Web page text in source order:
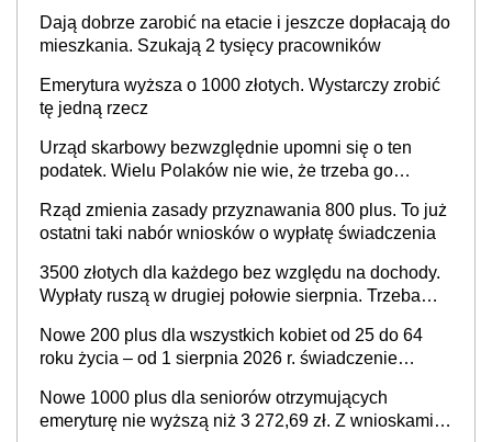
Dają dobrze zarobić na etacie i jeszcze dopłacają do
mieszkania. Szukają 2 tysięcy pracowników
Emerytura wyższa o 1000 złotych. Wystarczy zrobić
tę jedną rzecz
Urząd skarbowy bezwzględnie upomni się o ten
podatek. Wielu Polaków nie wie, że trzeba go
Rząd zmienia zasady przyznawania 800 plus. To już
ostatni taki nabór wniosków o wypłatę świadczenia
3500 złotych dla każdego bez względu na dochody.
Wypłaty ruszą w drugiej połowie sierpnia. Trzeba
Nowe 200 plus dla wszystkich kobiet od 25 do 64
roku życia – od 1 sierpnia 2026 r. świadczenie
Nowe 1000 plus dla seniorów otrzymujących
emeryturę nie wyższą niż 3 272,69 zł. Z wnioskami